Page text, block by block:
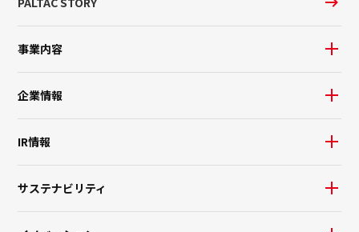
事業内容
企業情報
IR情報
サステナビリティ